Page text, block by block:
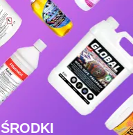
ŚRODKI